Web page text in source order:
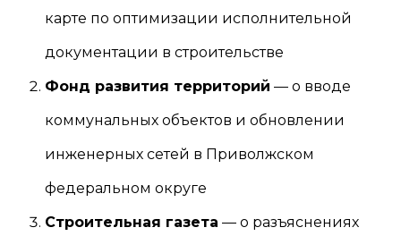
карте по оптимизации исполнительной
документации в строительстве
Фонд развития территорий — о вводе
коммунальных объектов и обновлении
инженерных сетей в Приволжском
федеральном округе
Строительная газета — о разъяснениях